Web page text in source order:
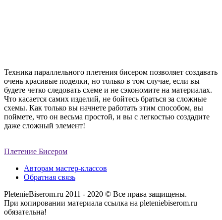
Техника параллельного плетения бисером позволяет создавать
очень красивые поделки, но только в том случае, если вы
будете четко следовать схеме и не сэкономите на материалах.
Что касается самих изделий, не бойтесь браться за сложные
схемы. Как только вы начнете работать этим способом, вы
поймете, что он весьма простой, и вы с легкостью создадите
даже сложный элемент!
Плетение Бисером
Авторам мастер-классов
Обратная связь
PletenieBiserom.ru 2011 - 2020 © Все права защищены.
При копировании материала ссылка на pleteniebiserom.ru
обязательна!